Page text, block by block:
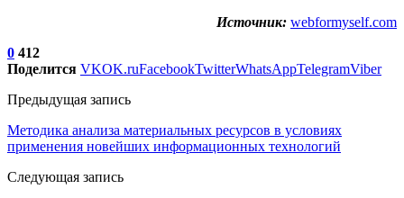
Источник: webformyself.com
0 412
Поделится VKOK.ruFacebookTwitterWhatsAppTelegramViber
Предыдущая запись
Методика анализа материальных ресурсов в условиях
применения новейших информационных технологий
Следующая запись